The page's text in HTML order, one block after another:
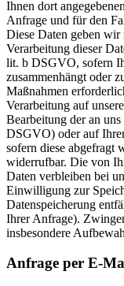
Ihnen dort
Anfrage und für den
Diese Daten geben
Verarbeitung dieser
lit. b DSGVO, sofern
zusammenhängt oder
Maßnahmen
Verarbeitung auf
Bearbeitung der an
DSGVO) oder auf
sofern diese abgefragt
widerrufbar. Die von
Daten verbleiben bei
Einwilligung zur
Datenspeicherung
Ihrer Anfrage).
insbesondere
Anfrage per E-